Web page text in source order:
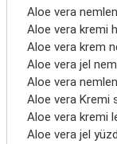
Aloe vera
Aloe vera kremi
Aloe vera krem
Aloe vera jel
Aloe vera
Aloe vera Kremi
Aloe vera kremi
Aloe vera jel